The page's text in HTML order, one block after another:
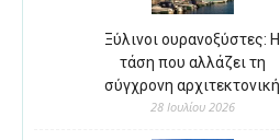
Ξύλινοι ουρανοξύστες: Η
τάση που αλλάζει τη
σύγχρονη αρχιτεκτονική
28 Ιουλίου 2026